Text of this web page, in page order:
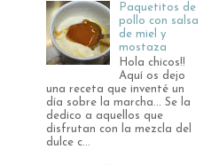
Paquetitos de
pollo con salsa
de miel y
mostaza
Hola chicos!!
Aquí os dejo
una receta que inventé un
día sobre la marcha... Se la
dedico a aquellos que
disfrutan con la mezcla del
dulce c...